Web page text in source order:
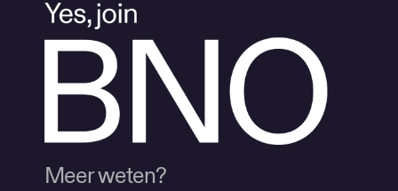
Meer weten?